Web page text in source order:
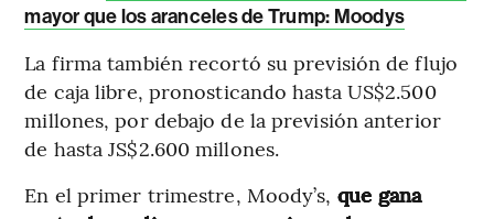
mayor que los aranceles de Trump: Moodys
La firma también recortó su previsión de flujo
de caja libre, pronosticando hasta US$2.500
millones, por debajo de la previsión anterior
de hasta JS$2.600 millones.
En el primer trimestre, Moody’s, que gana